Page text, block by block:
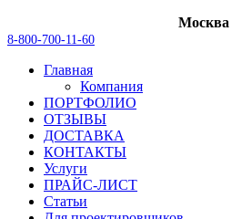
Москва
8-800-700-11-60
Главная
Компания
ПОРТФОЛИО
ОТЗЫВЫ
ДОСТАВКА
КОНТАКТЫ
Услуги
ПРАЙС-ЛИСТ
Статьи